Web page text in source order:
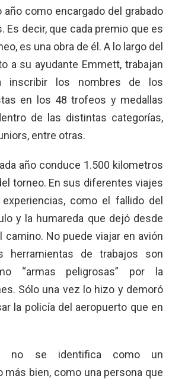
como encargado del grabado
Es decir, que cada premio que es
es una obra de él. A lo largo del
a su ayudante Emmett, trabajan
inscribir los nombres de los
en los 48 trofeos y medallas
de las distintas categorías,
entre otras.
año conduce 1.500 kilometros
torneo. En sus diferentes viajes
como el fallido del
y la humareda que dejó desde
camino. No puede viajar en avión
herramientas de trabajos son
“armas peligrosas” por la
Sólo una vez lo hizo y demoró
la policía del aeropuerto que en
no se identifica como un
bien, como una persona que